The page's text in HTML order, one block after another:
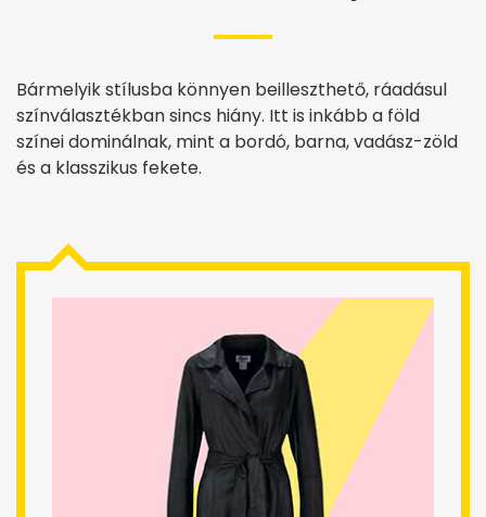
Bármelyik stílusba könnyen beilleszthető, ráadásul
színválasztékban sincs hiány. Itt is inkább a föld
színei dominálnak, mint a bordó, barna, vadász-zöld
és a klasszikus fekete.